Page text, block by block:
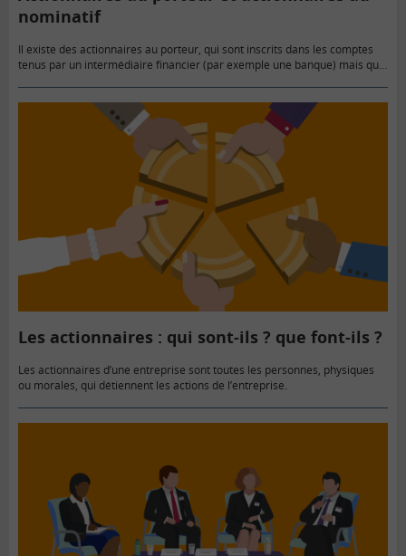
nominatif
Il existe des actionnaires au porteur, qui sont inscrits dans les comptes
tenus par un intermédiaire financier (par exemple une banque) mais qui
Les actionnaires : qui sont-ils ? que font-ils ?
Les actionnaires d’une entreprise sont toutes les personnes, physiques
ou morales, qui détiennent les actions de l’entreprise.